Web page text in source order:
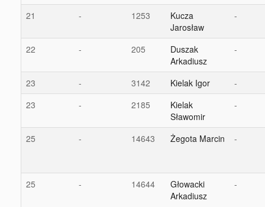
21
- 1253
Kucza
Jarosław
-
22 - 205
Duszak
Arkadiusz
-
23 - 3142 Kielak Igor
-
23
- 2185
Kielak
Sławomir
-
25 - 14643 Żegota Marcin -
25 - 14644
Głowacki
Arkadiusz
-